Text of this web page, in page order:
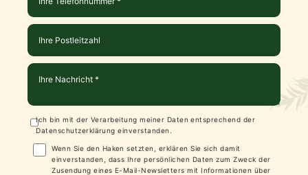
Ich bin mit der Verarbeitung meiner Daten entsprechend der
Datenschutzerklärung einverstanden.
Wenn Sie den Haken setzten, erklären Sie sich damit
einverstanden, dass Ihre persönlichen Daten zum Zweck der
Zusendung eines E-Mail-Newsletters mit Informationen über